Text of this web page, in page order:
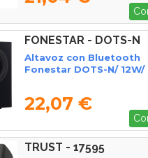
FONESTAR - DOTS-N
Altavoz con Bluetooth
Fonestar DOTS-N/ 12W/
22,07 €
TRUST - 17595